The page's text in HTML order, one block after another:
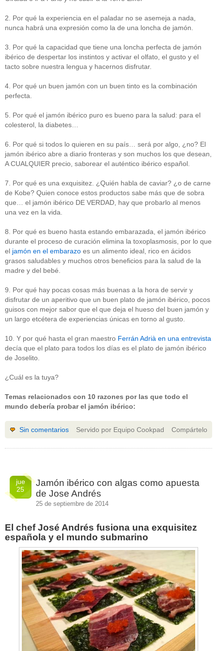
2. Por qué la experiencia en el paladar no se asemeja a nada,
nunca habrá una expresión como la de una loncha de jamón.
3. Por qué la capacidad que tiene una loncha perfecta de jamón
ibérico de despertar los instintos y activar el olfato, el gusto y el
tacto sobre nuestra lengua y hacernos disfrutar.
4. Por qué un buen jamón con un buen tinto es la combinación
perfecta.
5. Por qué el jamón ibérico puro es bueno para la salud: para el
colesterol, la diabetes…
6. Por qué si todos lo quieren en su país… será por algo, ¿no? El
jamón ibérico abre a diario fronteras y son muchos los que desean,
A CUALQUIER precio, saborear el auténtico ibérico español.
7. Por qué es una exquisitez. ¿Quién habla de caviar? ¿o de carne
de Kobe? Quien conoce estos productos sabe más que de sobra
que… el jamón ibérico DE VERDAD, hay que probarlo al menos
una vez en la vida.
8. Por qué es bueno hasta estando embarazada, el jamón ibérico
durante el proceso de curación elimina la toxoplasmosis, por lo que
el jamón en el embarazo es un alimento ideal, rico en ácidos
grasos saludables y muchos otros beneficios para la salud de la
madre y del bebé.
9. Por qué hay pocas cosas más buenas a la hora de servir y
disfrutar de un aperitivo que un buen plato de jamón ibérico, pocos
guisos con mejor sabor que el que deja el hueso del buen jamón y
un largo etcétera de experiencias únicas en torno al gusto.
10. Y por qué hasta el gran maestro Ferrán Adrià en una entrevista
decía que el plato para todos los días es el plato de jamón ibérico
de Joselito.
¿Cuál es la tuya?
Temas relacionados con 10 razones por las que todo el
mundo debería probar el jamón ibérico:
Servido por Equipo Cookpad
Sin comentarios Compártelo
jue
25
Jamón ibérico con algas como apuesta
de Jose Andrés
25 de septiembre de 2014
El chef José Andrés fusiona una exquisitez
española y el mundo submarino